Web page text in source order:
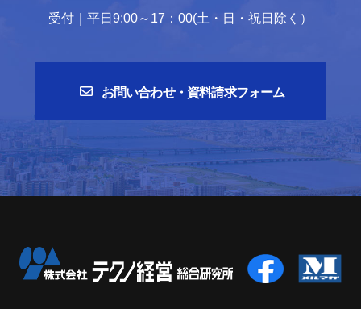
受付｜平日9:00～17：00(土・日・祝日除く）
お問い合わせ・資料請求フォーム